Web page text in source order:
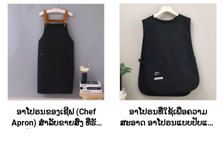
ມີກະເປົາ
(Hair Salon) ແລະ ສຳລັບ
ສິລະປິນ ມີຄຸນນະພາບສູງ ອາ
ໂປຣນຮູບແບບເສື້ອກັ້ນທີ່ມີສ່ວນ
ເຊື່ອມຕໍ່ຂ້າມທີ່ຫຼັງ (Cross
Back) ປະກອບດ້ວຍເສື້ອຜ້າ
ເປັນສ່ວນປະກອບຂອງ
polyester ແລະ ຜ້າຝ້າ
(Cotton) ສຳລັບທັງຜູ້ຍິງ ແລະ
ອາໂປຣນຂອງເຊີຟ (Chef
Apron) ສຳລັບຂາຍສົ່ງ ທີ່ຮັບ
ອາໂປຣນທີ່ໃຊ້ເພື່ອຄວາມ
ສະອາດ ອາໂປຣນແບບປັບແຕ່ງ